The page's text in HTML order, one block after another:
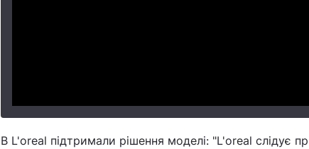
В L'oreal підтримали рішення моделі: "L'oreal слідує